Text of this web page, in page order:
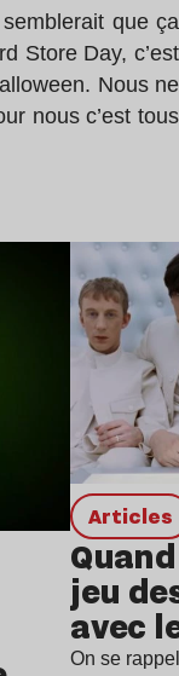
que ça
Store Day, c’est
Nous ne
nous c’est tous
Articles
jeu
avec
On se